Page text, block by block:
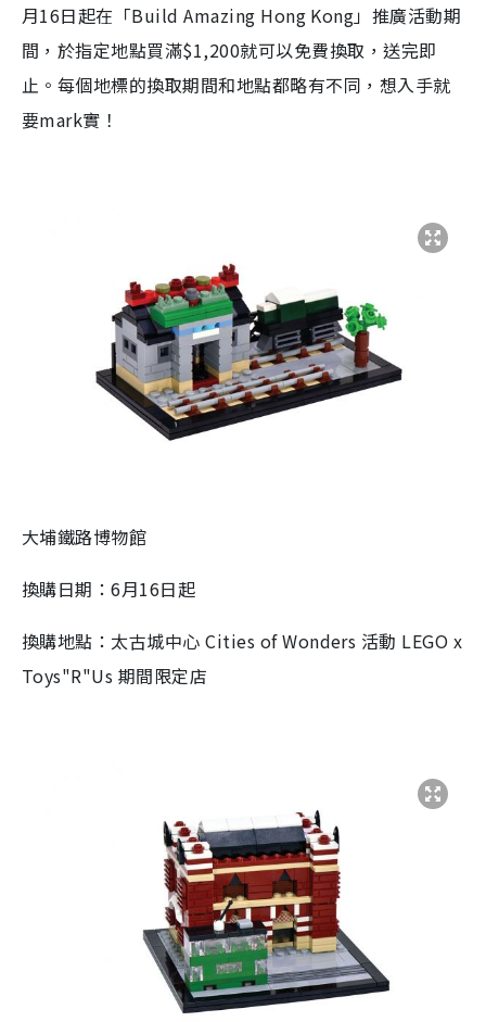
月16日起在「Build Amazing Hong Kong」推廣活動期
間，於指定地點買滿$1,200就可以免費換取，送完即
止。每個地標的換取期間和地點都略有不同，想入手就
要mark實！
大埔鐵路博物館
換購日期：6月16日起
換購地點：太古城中心 Cities of Wonders 活動 LEGO x
Toys"R"Us 期間限定店